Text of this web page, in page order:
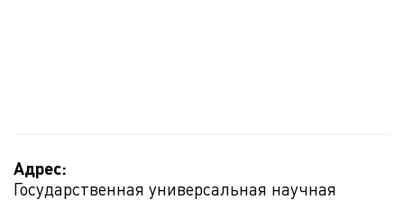
Адрес:
Государственная универсальная научная